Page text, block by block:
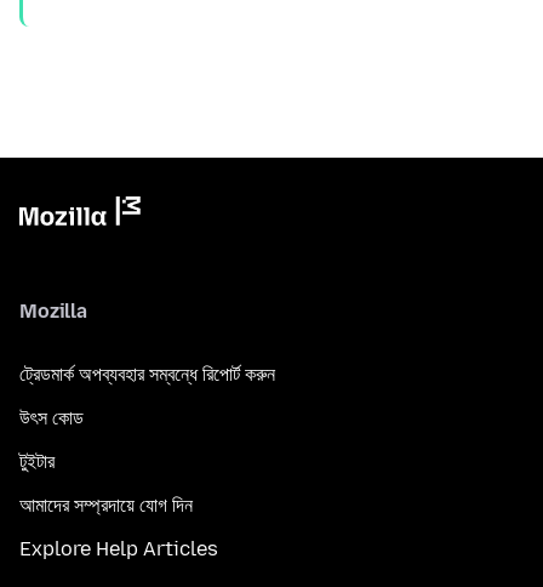
Mozilla
ট্রেডমার্ক অপব্যবহার সম্বন্ধে রিপোর্ট করুন
উৎস কোড
টুইটার
আমাদের সম্প্রদায়ে যোগ দিন
Explore Help Articles